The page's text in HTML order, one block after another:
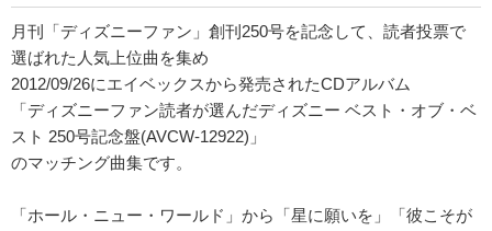
月刊「ディズニーファン」創刊250号を記念して、読者投票で
選ばれた人気上位曲を集め
2012/09/26にエイベックスから発売されたCDアルバム
「ディズニーファン読者が選んだディズニー ベスト・オブ・ベ
スト 250号記念盤(AVCW-12922)」
のマッチング曲集です。
「ホール・ニュー・ワールド」から「星に願いを」「彼こそが